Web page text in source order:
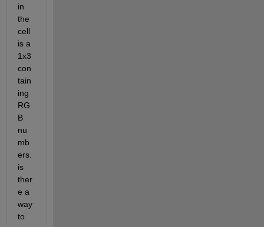
in
the
cell
is a
1x3
con
tain
ing
RG
B
nu
mb
ers.
is
ther
e a
way
to